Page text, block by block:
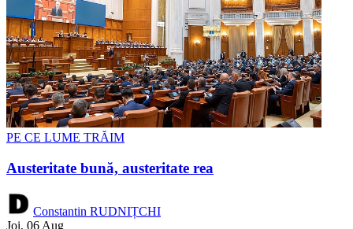
PE CE LUME TRĂIM
Austeritate bună, austeritate rea
Constantin RUDNIȚCHI
Joi, 06 Aug